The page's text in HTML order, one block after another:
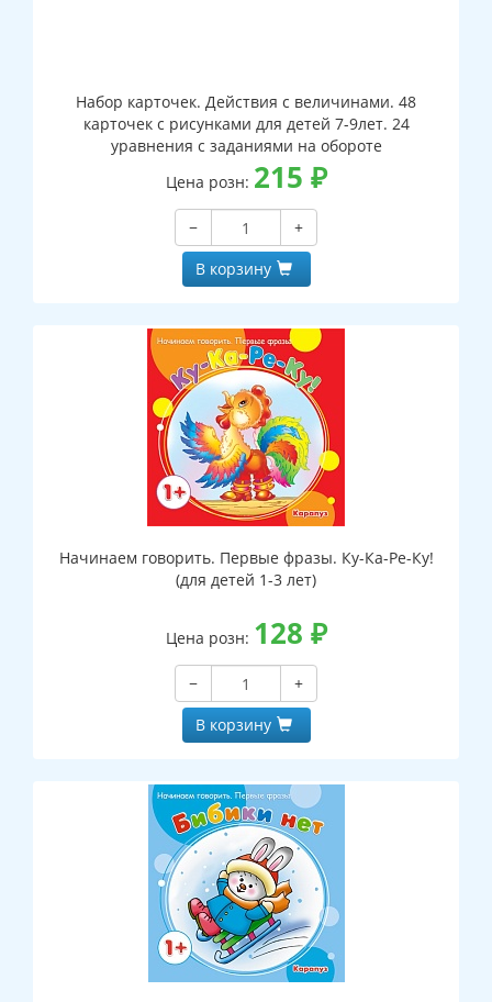
Набор карточек. Действия с величинами. 48
карточек с рисунками для детей 7-9лет. 24
уравнения с заданиями на обороте
Цена розн: 215 ₽
−
+
В корзину
Начинаем говорить. Первые фразы. Ку-Ка-Ре-Ку!
(для детей 1-3 лет)
Цена розн: 128 ₽
−
+
В корзину